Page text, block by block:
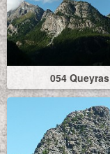
054 Queyras